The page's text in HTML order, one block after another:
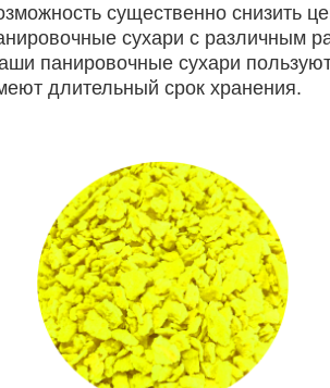
существенно снизить
сухари с различным
панировочные сухари
длительный срок хранения.